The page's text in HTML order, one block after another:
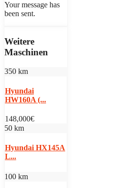
Your message has
been sent.
Weitere
Maschinen
350 km
Hyundai
HW160A (...
148,000€
50 km
Hyundai HX145A
L...
100 km